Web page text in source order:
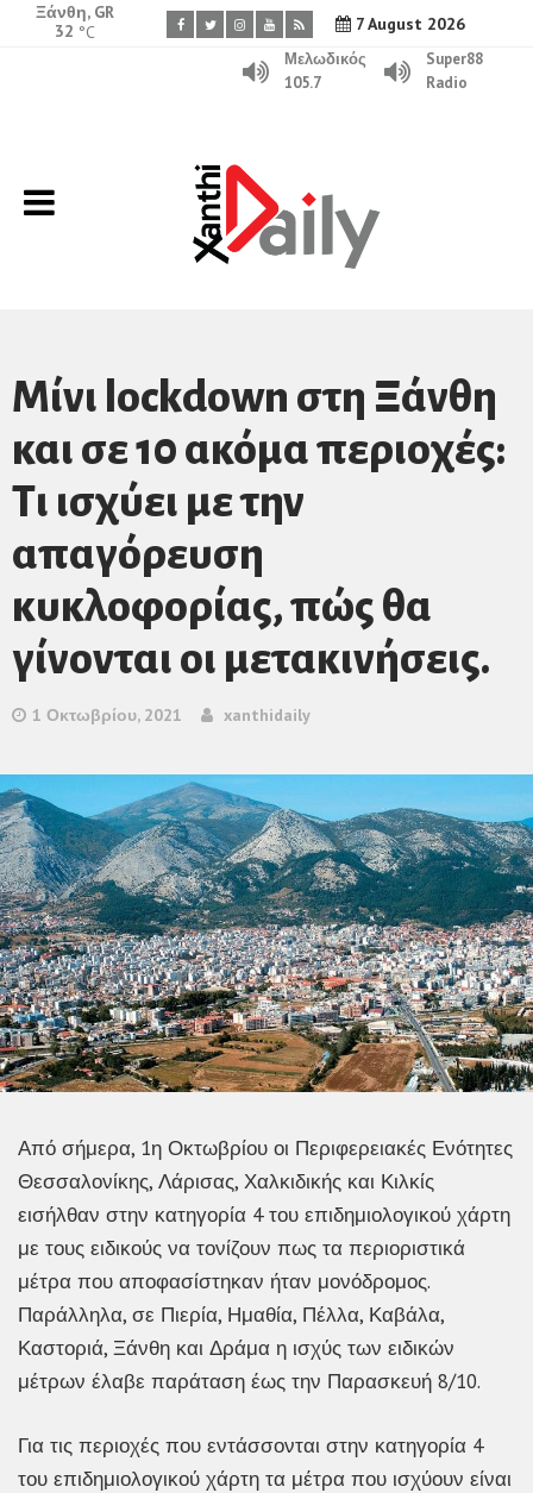
7 August 2026
Ξάνθη, GR
32 °C
Μελωδικός
105.7
Super88
Radio
Μίνι lockdown στη Ξάνθη
και σε 10 ακόμα περιοχές:
Τι ισχύει με την
απαγόρευση
κυκλοφορίας, πώς θα
γίνονται οι μετακινήσεις.
1 Οκτωβρίου, 2021 xanthidaily
Από σήμερα, 1η Οκτωβρίου οι Περιφερειακές Ενότητες
Θεσσαλονίκης, Λάρισας, Χαλκιδικής και Κιλκίς
εισήλθαν στην κατηγορία 4 του επιδημιολογικού χάρτη
με τους ειδικούς να τονίζουν πως τα περιοριστικά
μέτρα που αποφασίστηκαν ήταν μονόδρομος.
Παράλληλα, σε Πιερία, Ημαθία, Πέλλα, Καβάλα,
Καστοριά, Ξάνθη και Δράμα η ισχύς των ειδικών
μέτρων έλαβε παράταση έως την Παρασκευή 8/10.
Για τις περιοχές που εντάσσονται στην κατηγορία 4
του επιδημιολογικού χάρτη τα μέτρα που ισχύουν είναι